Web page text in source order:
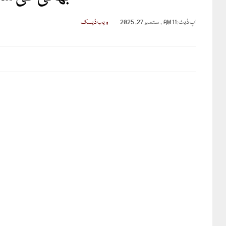
اپ ڈیٹ:11 AM , ستمبر 27, 2025 ویب ڈیسک